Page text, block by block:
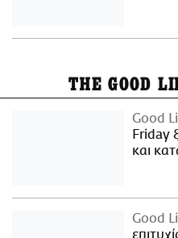
THE GOOD
Good
Friday
και
Good